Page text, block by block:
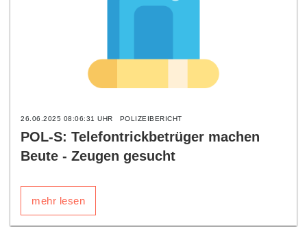
26.06.2025 08:06:31 UHR POLIZEIBERICHT
POL-S: Telefontrickbetrüger machen
Beute - Zeugen gesucht
mehr lesen